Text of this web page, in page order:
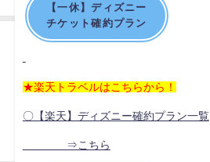
【一休】ディズニー
チケット確約プラン
★楽天トラベルはこちらから！
〇【楽天】ディズニー確約プラン一覧
⇒こちら